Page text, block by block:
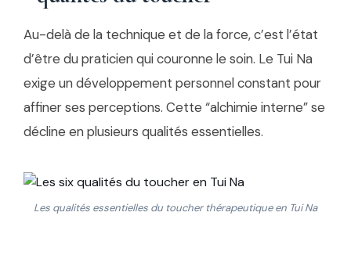
Au-delà de la technique et de la force, c’est l’état
d’être du praticien qui couronne le soin. Le Tui Na
exige un développement personnel constant pour
affiner ses perceptions. Cette “alchimie interne” se
décline en plusieurs qualités essentielles.
Les qualités essentielles du toucher thérapeutique en Tui Na